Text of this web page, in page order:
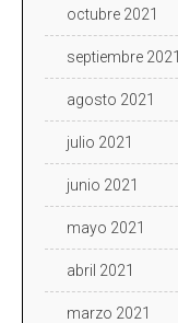
octubre 2021
septiembre 2021
agosto 2021
julio 2021
junio 2021
mayo 2021
abril 2021
marzo 2021